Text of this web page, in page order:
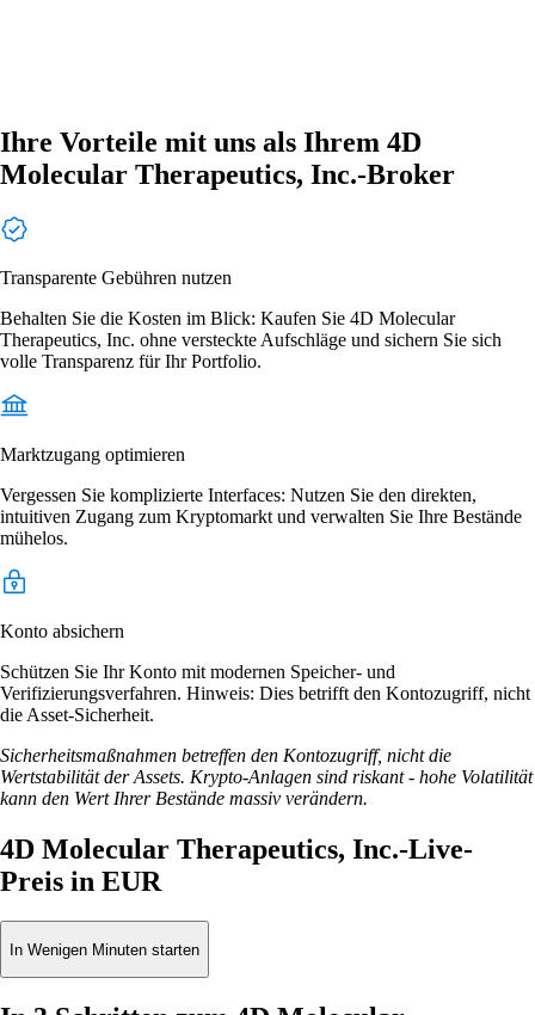
Ihre Vorteile mit uns als Ihrem 4D
Molecular Therapeutics, Inc.-Broker
Transparente Gebühren nutzen
Behalten Sie die Kosten im Blick: Kaufen Sie 4D Molecular
Therapeutics, Inc. ohne versteckte Aufschläge und sichern Sie sich
volle Transparenz für Ihr Portfolio.
Marktzugang optimieren
Vergessen Sie komplizierte Interfaces: Nutzen Sie den direkten,
intuitiven Zugang zum Kryptomarkt und verwalten Sie Ihre Bestände
mühelos.
Konto absichern
Schützen Sie Ihr Konto mit modernen Speicher- und
Verifizierungsverfahren. Hinweis: Dies betrifft den Kontozugriff, nicht
die Asset-Sicherheit.
Sicherheitsmaßnahmen betreffen den Kontozugriff, nicht die
Wertstabilität der Assets. Krypto-Anlagen sind riskant - hohe Volatilität
kann den Wert Ihrer Bestände massiv verändern.
4D Molecular Therapeutics, Inc.-Live-
Preis in EUR
In Wenigen Minuten starten